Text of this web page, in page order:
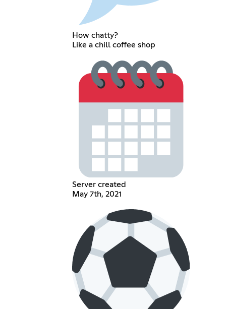
How chatty?
Like a chill coffee shop
Server created
May 7th, 2021